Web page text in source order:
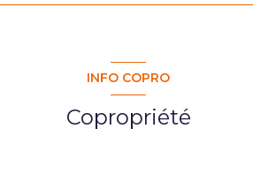
vue lac
INFO COPRO
Copropriété